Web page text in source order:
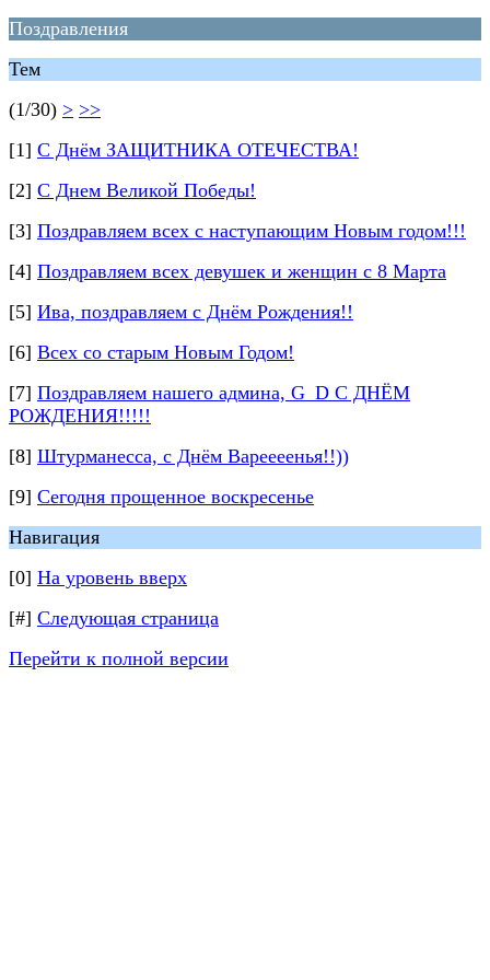
Поздравления
Тем
(1/30) > >>
[1] С Днём ЗАЩИТНИКА ОТЕЧЕСТВА!
[2] С Днем Великой Победы!
[3] Поздравляем всех с наступающим Новым годом!!!
[4] Поздравляем всех девушек и женщин с 8 Марта
[5] Ива, поздравляем с Днём Рождения!!
[6] Всех со старым Новым Годом!
[7] Поздравляем нашего админа, G_D С ДНЁМ
РОЖДЕНИЯ!!!!!
[8] Штурманесса, с Днём Вареееенья!!))
[9] Сегодня прощенное воскресенье
Навигация
[0] На уровень вверх
[#] Следующая страница
Перейти к полной версии